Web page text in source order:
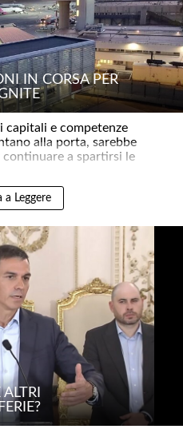
IN CORSA PER
capitali e competenze
alla porta, sarebbe
a spartirsi le
a Leggere